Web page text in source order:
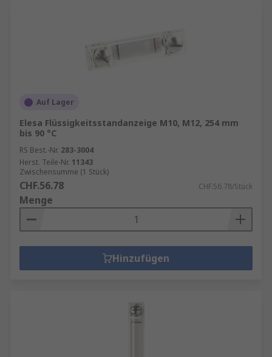
Auf Lager
Elesa Flüssigkeitsstandanzeige M10, M12, 254 mm
bis 90 °C
RS Best.-Nr. 283-3004
Herst. Teile-Nr. 11343
Zwischensumme (1 Stück)
CHF.56.78 CHF.56.78/Stück
Menge
Hinzufügen